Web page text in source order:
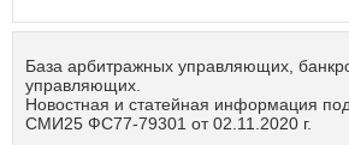
База арбитражных управляющих,
управляющих.
Новостная и статейная информация
СМИ25 ФС77-79301 от 02.11.2020 г.